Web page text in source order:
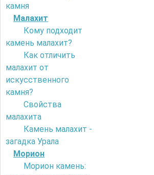
камня
Малахит
Кому подходит
камень малахит?
Как отличить
малахит от
искусственного
камня?
Свойства
малахита
Камень малахит -
загадка Урала
Морион
Морион камень: